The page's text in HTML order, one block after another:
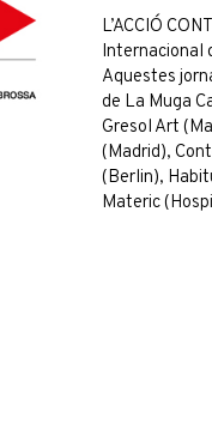
L’ACCIÓ
Internacional
Aquestes
de La Muga
Gresol Art
(Madrid),
(Berlin),
Materic